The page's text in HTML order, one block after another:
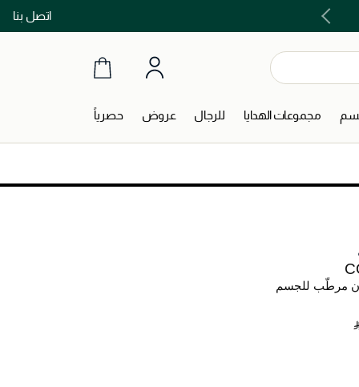
اتصل بنااشتري الآن و ادفع لاحقاً مع تابي و تمارا!
مجموعات الهدايا للرجال عروض حصرياً
مرطّب للجسم